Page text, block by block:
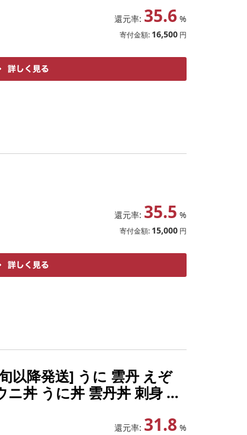
還元率: 35.6 %
寄付金額: 16,500 円
還元率: 35.5 %
寄付金額: 15,000 円
以降発送] うに 雲丹 えぞ
丼 うに丼 雲丹丼 刺身 お
還元率: 31.8 %